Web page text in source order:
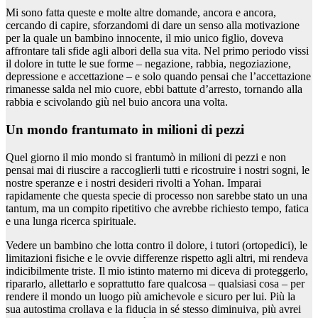
Mi sono fatta queste e molte altre domande, ancora e ancora,
cercando di capire, sforzandomi di dare un senso alla motivazione
per la quale un bambino innocente, il mio unico figlio, doveva
affrontare tali sfide agli albori della sua vita. Nel primo periodo vissi
il dolore in tutte le sue forme – negazione, rabbia, negoziazione,
depressione e accettazione – e solo quando pensai che l’accettazione
rimanesse salda nel mio cuore, ebbi battute d’arresto, tornando alla
rabbia e scivolando giù nel buio ancora una volta.
Un mondo frantumato in milioni di pezzi
Quel giorno il mio mondo si frantumò in milioni di pezzi e non
pensai mai di riuscire a raccoglierli tutti e ricostruire i nostri sogni, le
nostre speranze e i nostri desideri rivolti a Yohan. Imparai
rapidamente che questa specie di processo non sarebbe stato un una
tantum, ma un compito ripetitivo che avrebbe richiesto tempo, fatica
e una lunga ricerca spirituale.
Vedere un bambino che lotta contro il dolore, i tutori (ortopedici), le
limitazioni fisiche e le ovvie differenze rispetto agli altri, mi rendeva
indicibilmente triste. Il mio istinto materno mi diceva di proteggerlo,
ripararlo, allettarlo e soprattutto fare qualcosa – qualsiasi cosa – per
rendere il mondo un luogo più amichevole e sicuro per lui. Più la
sua autostima crollava e la fiducia in sé stesso diminuiva, più avrei